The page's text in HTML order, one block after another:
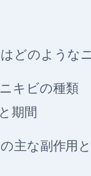
どのような
キビの種類
期間
主な副作用